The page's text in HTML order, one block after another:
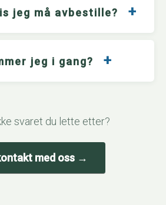
jeg må avbestille? +
jeg i gang? +
svaret du lette etter?
med oss →